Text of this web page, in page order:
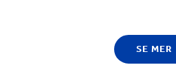
SE MER